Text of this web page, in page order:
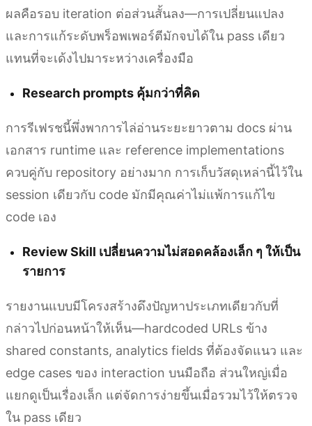
ผลคือรอบ iteration ต่อส่วนสั้นลง—การเปลี่ยนแปลง
และการแก้ระดับพร็อพเพอร์ตีมักจบได้ใน pass เดียว
แทนที่จะเด้งไปมาระหว่างเครื่องมือ
Research prompts คุ้มกว่าที่คิด
การรีเฟรชนี้พึ่งพาการไล่อ่านระยะยาวตาม docs ผ่าน
เอกสาร runtime และ reference implementations
ควบคู่กับ repository อย่างมาก การเก็บวัสดุเหล่านี้ไว้ใน
session เดียวกับ code มักมีคุณค่าไม่แพ้การแก้ไข
code เอง
Review Skill เปลี่ยนความไม่สอดคล้องเล็ก ๆ ให้เป็น
รายการ
รายงานแบบมีโครงสร้างดึงปัญหาประเภทเดียวกับที่
กล่าวไปก่อนหน้าให้เห็น—hardcoded URLs ข้าง
shared constants, analytics fields ที่ต้องจัดแนว และ
edge cases ของ interaction บนมือถือ ส่วนใหญ่เมื่อ
แยกดูเป็นเรื่องเล็ก แต่จัดการง่ายขึ้นเมื่อรวมไว้ให้ตรวจ
ใน pass เดียว